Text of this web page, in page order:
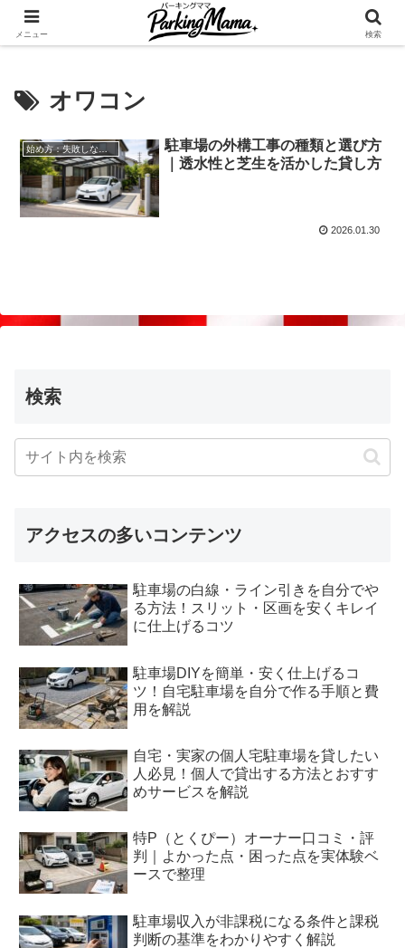
✨空き家・自宅の駐車場を貸してゆとりget🍵
オワコン
駐車場の外構工事の種類と選び方
｜透水性と芝生を活かした貸し方
2026.01.30
検索
アクセスの多いコンテンツ
駐車場の白線・ライン引きを自分でや
る方法！スリット・区画を安くキレイ
に仕上げるコツ
駐車場DIYを簡単・安く仕上げるコ
ツ！自宅駐車場を自分で作る手順と費
用を解説
自宅・実家の個人宅駐車場を貸したい
人必見！個人で貸出する方法とおすす
めサービスを解説
特P（とくぴー）オーナー口コミ・評
判｜よかった点・困った点を実体験ベ
ースで整理
駐車場収入が非課税になる条件と課税
判断の基準をわかりやすく解説
メニュー 検索